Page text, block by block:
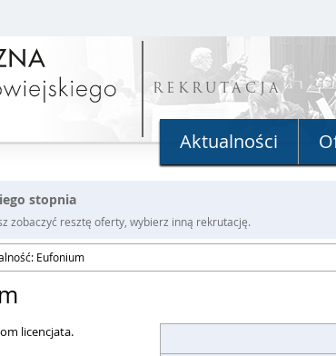
REKRUTACJA
Aktualności
stopnia
zobaczyć resztę oferty, wybierz inną rekrutację.
Eufonium
licencjata.